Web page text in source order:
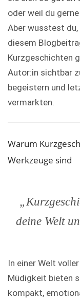
oder weil du
Aber wusstest du,
diesem
Kurzgeschichten
Autor:in sichtbar
begeistern und
vermarkten.
Warum
Werkzeuge sind
deine Welt
In einer Welt
Müdigkeit bieten
kompakt,